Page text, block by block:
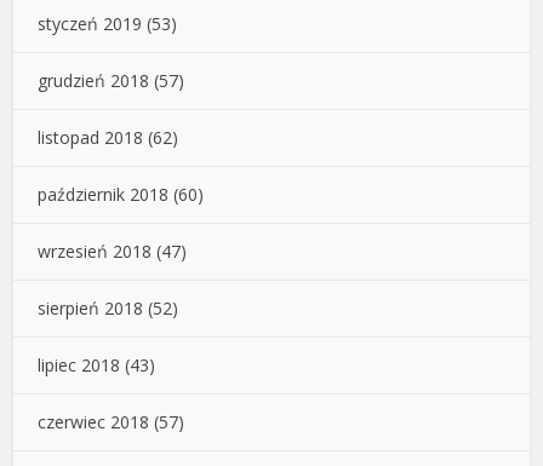
styczeń 2019 (53)
grudzień 2018 (57)
listopad 2018 (62)
październik 2018 (60)
wrzesień 2018 (47)
sierpień 2018 (52)
lipiec 2018 (43)
czerwiec 2018 (57)